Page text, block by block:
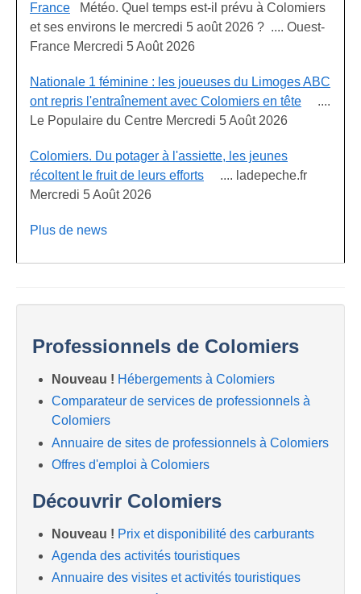
France Météo. Quel temps est-il prévu à Colomiers
et ses environs le mercredi 5 août 2026 ? .... Ouest-
France Mercredi 5 Août 2026
Nationale 1 féminine : les joueuses du Limoges ABC
ont repris l'entraînement avec Colomiers en tête ....
Le Populaire du Centre Mercredi 5 Août 2026
Colomiers. Du potager à l'assiette, les jeunes
récoltent le fruit de leurs efforts .... ladepeche.fr
Mercredi 5 Août 2026
Plus de news
Professionnels de Colomiers
Nouveau ! Hébergements à Colomiers
Comparateur de services de professionnels à
Colomiers
Annuaire de sites de professionnels à Colomiers
Offres d'emploi à Colomiers
Découvrir Colomiers
Nouveau ! Prix et disponibilité des carburants
Agenda des activités touristiques
Annuaire des visites et activités touristiques